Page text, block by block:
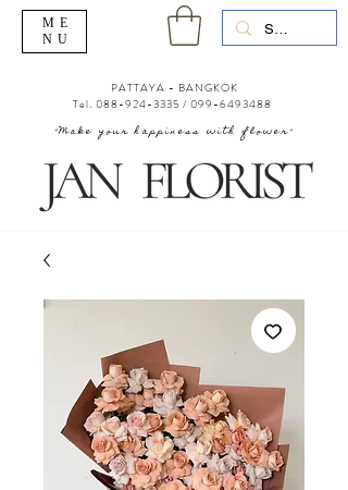
"Make your happiness with flower"
PATTAYA - BANGKOK
Tel. 088-924-3335 / 099-6493488
ME
NU